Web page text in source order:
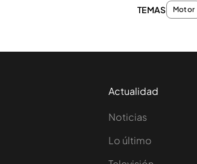
TEMAS Motor
Actualidad
Noticias
Lo último